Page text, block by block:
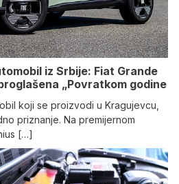
iz Srbije: Fiat Grande
„Povratkom godine
koji se proizvodi u Kragujevcu,
priznanje. Na premijernom
[…]